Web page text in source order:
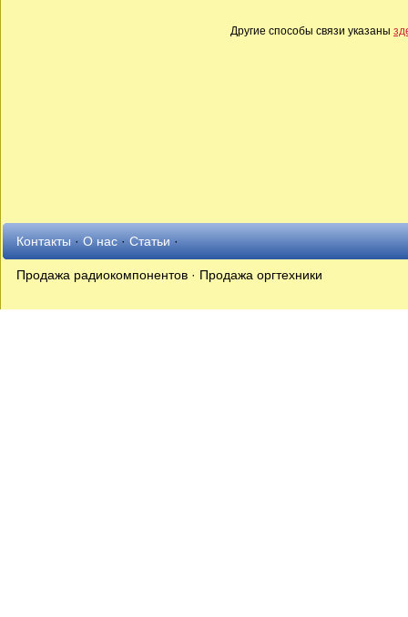
Другие способы связи указаны
Контакты·О нас·Статьи·
Продажа радиокомпонентов · Продажа оргтехники